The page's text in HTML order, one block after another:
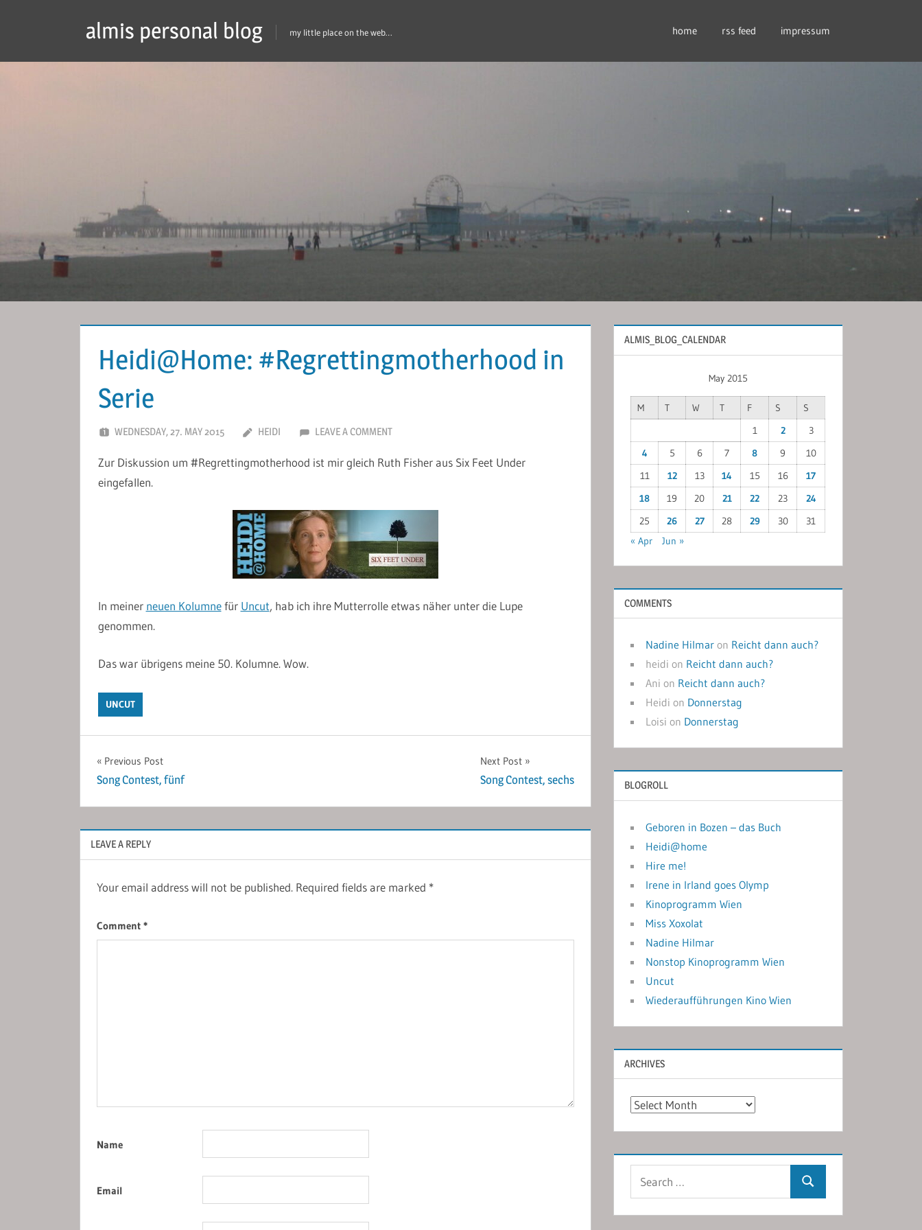
almis personal blog my little place on the web… home rss feed impressum
Heidi@Home: #Regrettingmotherhood in
Serie
WEDNESDAY, 27. MAY 2015 HEIDI LEAVE A COMMENT
Zur Diskussion um #Regrettingmotherhood ist mir gleich Ruth Fisher aus Six Feet Under
eingefallen.
In meiner neuen Kolumnefür Uncut, hab ich ihre Mutterrolle etwas näher unter die Lupe
genommen.
Das war übrigens meine 50. Kolumne. Wow.
UNCUT
Post
navigation
Previous Post
Song Contest, fünf
Next Post
Song Contest, sechs
LEAVE A REPLY
Your email address will not be published. Required fields are marked *
Comment *
Name
Email
ALMIS_BLOG_CALENDAR
May 2015
M T W T F S
S
1
2
3
4
5 6 7 8 9
10
11
12 13 14 15 16
17
18
19 20 21 22 23
24
25
26 27 28 29 30
31
« Apr
Jun »
COMMENTS
Nadine Hilmar on Reicht dann auch?
heidi on Reicht dann auch?
Ani on Reicht dann auch?
Heidi on Donnerstag
Loisi on Donnerstag
BLOGROLL
Geboren in Bozen – das Buch
Heidi@home
Hire me!
Irene in Irland goes Olymp
Kinoprogramm Wien
Miss Xoxolat
Nadine Hilmar
Nonstop Kinoprogramm Wien
Uncut
Wiederaufführungen Kino Wien
ARCHIVES
Archives
Search